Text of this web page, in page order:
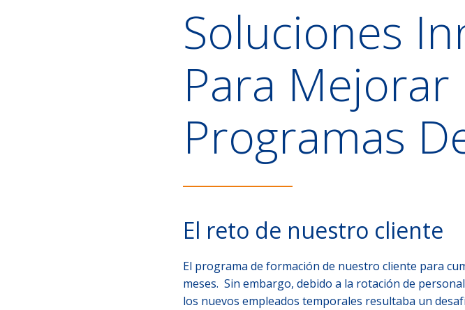
Soluciones
Para Mejorar
Programas
El reto de nuestro cliente
El programa de formación de nuestro cliente para
meses. Sin embargo, debido a la rotación de
los nuevos empleados temporales resultaba un